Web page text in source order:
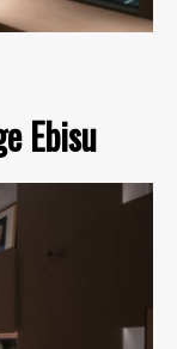
Ebisu